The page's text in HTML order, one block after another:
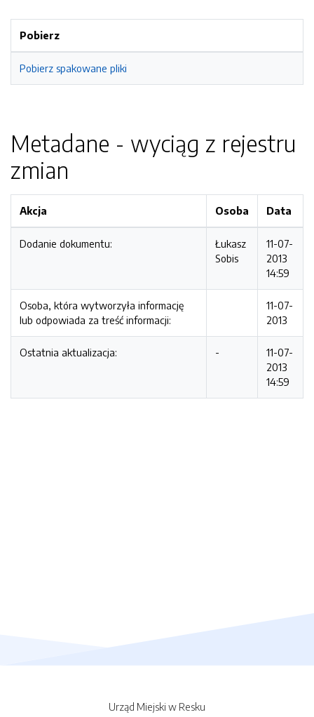
Pobierz
Pobierz spakowane pliki
Metadane - wyciąg z rejestru
zmian
Akcja Osoba Data
Dodanie dokumentu:
Łukasz
Sobis
11-07-
2013
14:59
Osoba, która wytworzyła informację
lub odpowiada za treść informacji:
11-07-
2013
Ostatnia aktualizacja: -
11-07-
2013
14:59
Urząd Miejski w Resku